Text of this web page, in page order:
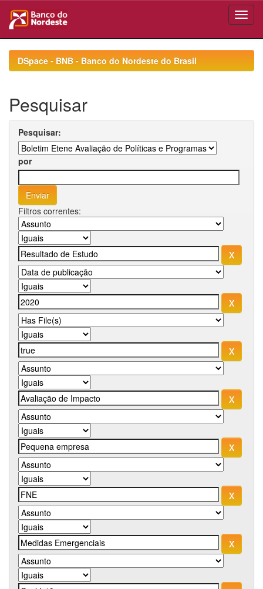
navigationDSpace - BNB - Banco do Nordeste do Brasil
Pesquisar
Pesquisar:
por
Filtros correntes: